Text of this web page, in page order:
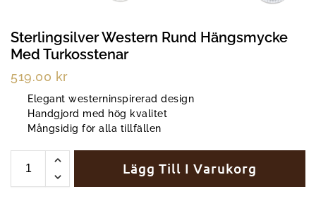
Sterlingsilver Western Rund Hängsmycke
Med Turkosstenar
519.00 kr
Elegant westerninspirerad design
Handgjord med hög kvalitet
Mångsidig för alla tillfällen
Lägg Till I Varukorg